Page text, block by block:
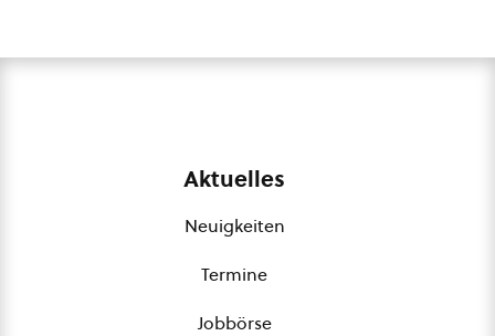
Aktuelles
Neuigkeiten
Termine
Jobbörse